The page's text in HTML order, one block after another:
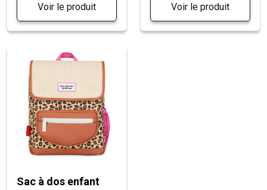
Voir le produit Voir le produit
Sac à dos enfant